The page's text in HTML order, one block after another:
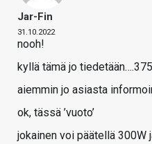
Jar-Fin
31.10.2022
nooh!
kyllä tämä jo
aiemmin jo asiasta
ok, tässä ’vuoto’
jokainen voi päätellä 300W